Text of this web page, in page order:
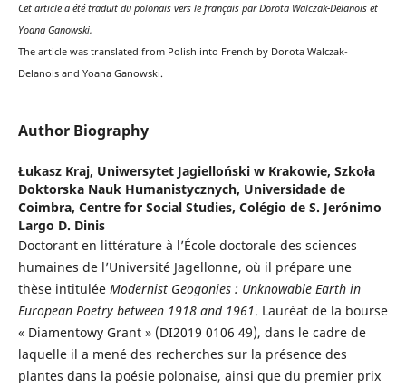
Cet article a été traduit du polonais vers le français par Dorota Walczak-Delanois et
Yoana Ganowski.
The article was translated from Polish into French by Dorota Walczak-
Delanois and Yoana Ganowski.
Author Biography
Łukasz Kraj, Uniwersytet Jagielloński w Krakowie, Szkoła
Doktorska Nauk Humanistycznych, Universidade de
Coimbra, Centre for Social Studies, Colégio de S. Jerónimo
Largo D. Dinis
Doctorant en littérature à l’École doctorale des sciences
humaines de l’Université Jagellonne, où il prépare une
thèse intitulée Modernist Geogonies : Unknowable Earth in
European Poetry between 1918 and 1961. Lauréat de la bourse
« Diamentowy Grant » (DI2019 0106 49), dans le cadre de
laquelle il a mené des recherches sur la présence des
plantes dans la poésie polonaise, ainsi que du premier prix